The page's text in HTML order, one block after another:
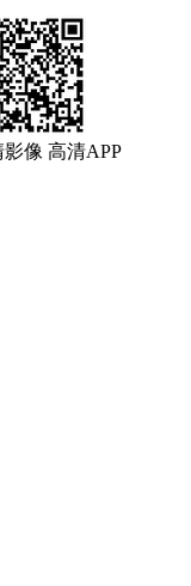
影像 高清APP